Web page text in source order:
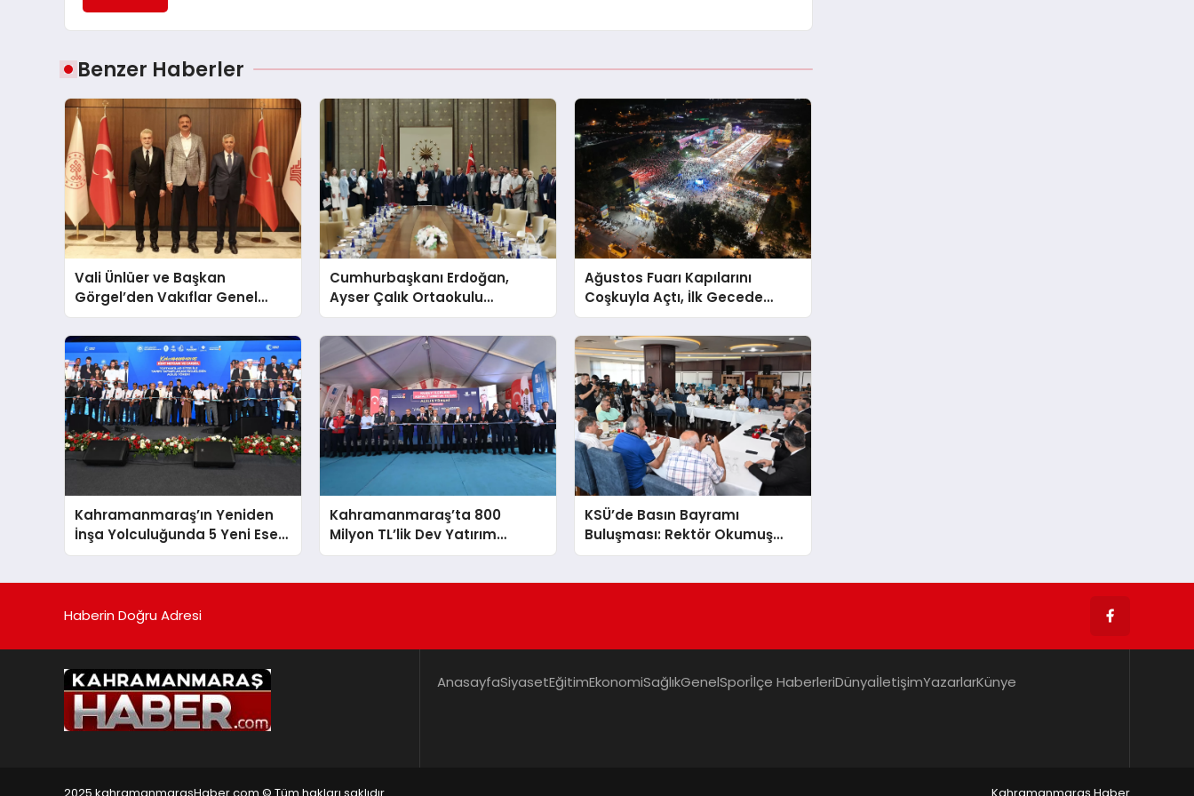
Benzer Haberler
Vali Ünlüer ve Başkan
Görgel’den Vakıflar Genel
Müdürlüğü’ne ziyaret
Cumhurbaşkanı Erdoğan,
Ayser Çalık Ortaokulu
Şehitlerinin Aileleriyle Bir
Araya Geldi
Ağustos Fuarı Kapılarını
Coşkuyla Açtı, İlk Gecede
Eypio Rüzgârı Esti
Kahramanmaraş’ın Yeniden
İnşa Yolculuğunda 5 Yeni Eser
Daha Hizmete Açıldı
Kahramanmaraş’ta 800
Milyon TL’lik Dev Yatırım
Hizmete Girdi
KSÜ’de Basın Bayramı
Buluşması: Rektör Okumuş
Üniversitenin Hedeflerini
Haberin Doğru Adresi
AnasayfaSiyasetEğitimEkonomiSağlıkGenelSporİlçe HaberleriDünyaİletişimYazarlarKünye